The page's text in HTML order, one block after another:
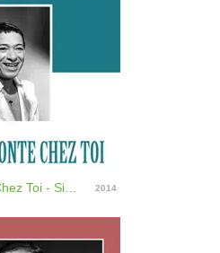
2014